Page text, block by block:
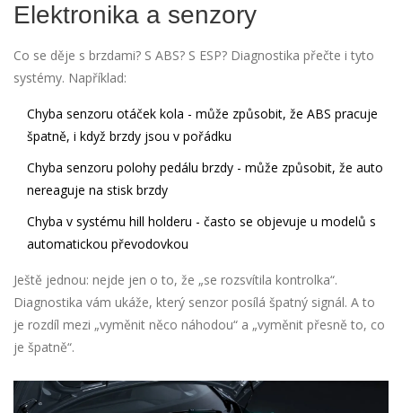
Elektronika a senzory
Co se děje s brzdami? S ABS? S ESP? Diagnostika přečte i tyto
systémy. Například:
Chyba senzoru otáček kola - může způsobit, že ABS pracuje
špatně, i když brzdy jsou v pořádku
Chyba senzoru polohy pedálu brzdy - může způsobit, že auto
nereaguje na stisk brzdy
Chyba v systému hill holderu - často se objevuje u modelů s
automatickou převodovkou
Ještě jednou: nejde jen o to, že „se rozsvítila kontrolka“.
Diagnostika vám ukáže, který senzor posílá špatný signál. A to
je rozdíl mezi „vyměnit něco náhodou“ a „vyměnit přesně to, co
je špatně“.